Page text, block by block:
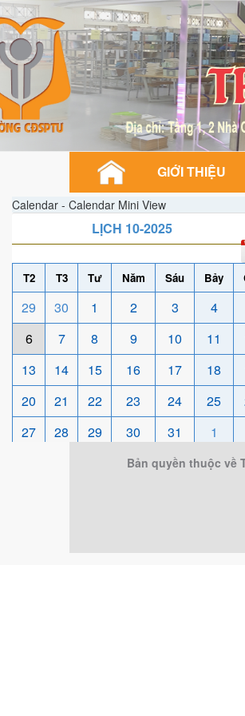
GIỚI THIỆU
Calendar - Calendar Mini View
LỊCH 10-2025
T2 T3 Tư Năm Sáu Bảy
29 30 1 2 3 4
6
7 8 9 10 11
13
14 15 16 17 18
20
21 22 23 24 25
27
28 29 30 31 1
Bản quyền thuộc về